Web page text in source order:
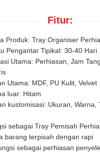
Fitur:
Produk: Tray Organiser
Pengantar Tipikal: 30-40 Hari
Utama: Perhiasan, Jam
Utama: MDF, PU Kulit, Velvet
luar: Hitam
kustomisasi: Ukuran, Warna,
sebagai Tray Pemisah
barang terpisah dengan rapi
sebagai perhiasan